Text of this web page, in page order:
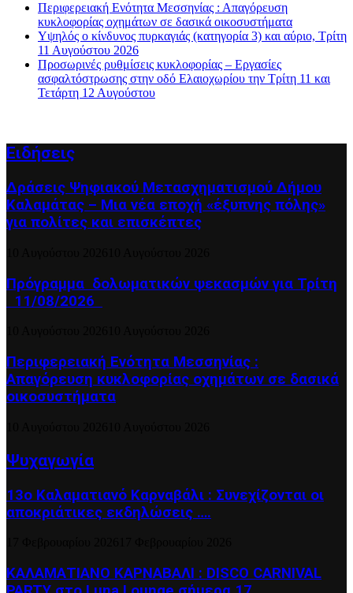
Περιφερειακή Ενότητα Μεσσηνίας : Απαγόρευση
κυκλοφορίας οχημάτων σε δασικά οικοσυστήματα
Υψηλός ο κίνδυνος πυρκαγιάς (κατηγορία 3) και αύριο, Τρίτη
11 Αυγούστου 2026
Προσωρινές ρυθμίσεις κυκλοφορίας – Εργασίες
ασφαλτόστρωσης στην οδό Ελαιοχωρίου την Τρίτη 11 και
Τετάρτη 12 Αυγούστου
Ειδήσεις
Δράσεις Ψηφιακού Μετασχηματισμού Δήμου
Καλαμάτας – Μια νέα εποχή «έξυπνης πόλης»
για πολίτες και επισκέπτες
Πρόγραμμα δολωματικών ψεκασμών για Τρίτη
11/08/2026
Περιφερειακή Ενότητα Μεσσηνίας :
Απαγόρευση κυκλοφορίας οχημάτων σε δασικά
οικοσυστήματα
Ψυχαγωγία
13ο Καλαματιανό Καρναβάλι : Συνεχίζονται οι
αποκριάτικες εκδηλώσεις ….
ΚΑΛΑΜΑΤΙΑΝΟ ΚΑΡΝΑΒΑΛΙ : DISCO CARNIVAL